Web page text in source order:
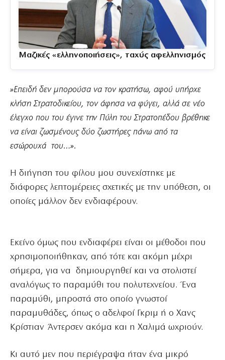
Μαζικές «ελληνοποιήσεις», ταχύς αφελληνισμός
»Επειδή δεν μπορούσα να τον κρατήσω, αφού υπήρχε
κλήση Στρατοδικείου, τον άφησα να φύγει, αλλά σε νέο
έλεγχο που του έγινε την Πύλη του Στρατοπέδου βρέθηκε
να είναι ζωσμένους δύο ζωστήρες πάνω από τα
εσώρουχά του…».
Η διήγηση του φίλου μου συνεχίστηκε με
διάφορες λεπτομέρειες σχετικές με την υπόθεση, οι
οποίες μάλλον δεν ενδιαφέρουν.
Εκείνο όμως που ενδιαφέρει είναι οι μέθοδοι που
χρησιμοποιήθηκαν, από τότε και ακόμη μέχρι
σήμερα, για να δημιουργηθεί και να στολιστεί
αναλόγως το παραμύθι του πολυτεχνείου. Ένα
παραμύθι, μπροστά στο οποίο γνωστοί
παραμυθάδες, όπως ο αδελφοί Γκριμ ή ο Χανς
Κρίστιαν Άντερσεν ακόμα και η Χαλιμά ωχριούν.
Κι αυτό μεν που περιέγραψα ήταν ένα μικρό